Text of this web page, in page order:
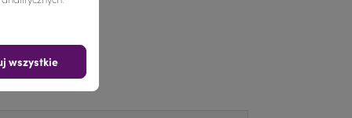
wszystkie